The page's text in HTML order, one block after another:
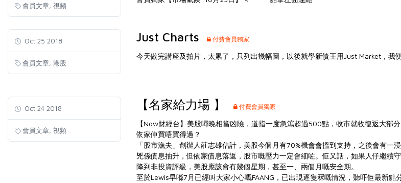
會員文章 視頻
Oct 25 2018
會員文章 港股
Just Charts 付費會員獨家
今天做完講座及拍片，太累了，只列出幾幅圖，以後就學新債王用Just Market，我
Oct 24 2018
會員文章 視頻
【名家給力場 】 付費會員獨家
【Now財經台】美股噚晚相當凶險，道指一度急瀉超過500點，收市就收復返大部
依家仲買唔買得過？
「股市漁夫」創辦人莊志雄估計，美股今個月有70%機會會搵到支持，之後會有一
兇係債息抽升，但依家債息落返，股市嘅壓力一定會細咗。佢又話，如果人仔繼續
降到非投資評級，美股應該會有幾個星期，甚至一、兩個月嘅安全期。
至於Lewis早喺7月已經叫大家小心嘅FAANG，已出現逐隻冧嘅情況，聽吓佢最新點分